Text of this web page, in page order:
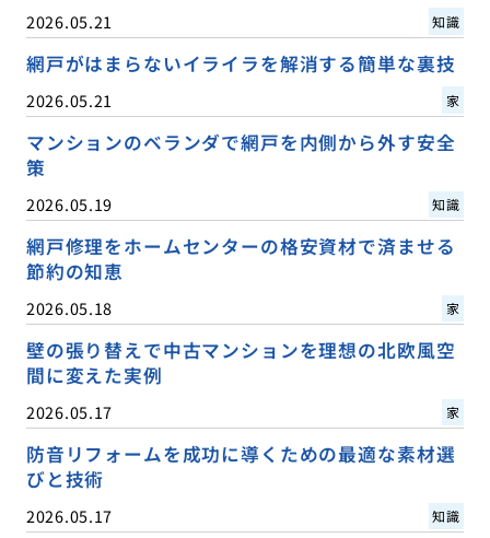
2026.05.21 知識
網戸がはまらないイライラを解消する簡単な裏技
2026.05.21 家
マンションのベランダで網戸を内側から外す安全
策
2026.05.19 知識
網戸修理をホームセンターの格安資材で済ませる
節約の知恵
2026.05.18 家
壁の張り替えで中古マンションを理想の北欧風空
間に変えた実例
2026.05.17 家
防音リフォームを成功に導くための最適な素材選
びと技術
2026.05.17 知識